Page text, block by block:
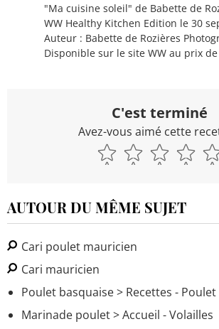
"Ma cuisine soleil" de Babette de
WW Healthy Kitchen Edition le 30
Auteur : Babette de Rozières
Disponible sur le site WW au prix
C'est terminé
Avez-vous aimé cette
AUTOUR DU MÊME SUJET
Cari poulet mauricien
Cari mauricien
Poulet basquaise> Recettes -
Marinade poulet> Accueil - Volailles